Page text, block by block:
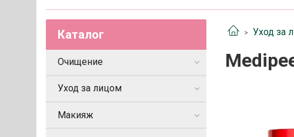
Уход за
Каталог
Очищение
Уход за лицом
Макияж